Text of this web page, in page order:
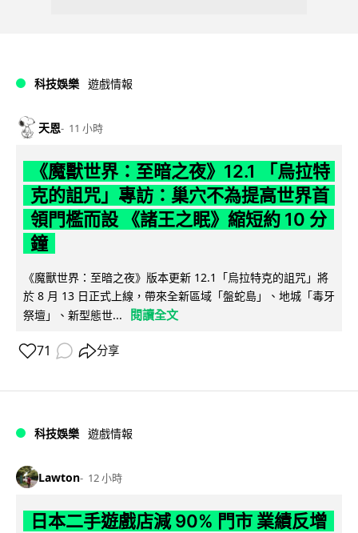
科技娛樂 遊戲情報
天恩 11 小時
《魔獸世界：至暗之夜》12.1 「烏拉特
克的詛咒」專訪：巢穴不為提高世界首
領門檻而設 《諸王之眠》縮短約 10 分
鐘
《魔獸世界：至暗之夜》版本更新 12.1「烏拉特克的詛咒」將
於 8 月 13 日正式上線，帶來全新區域「盤蛇島」、地城「毒牙
祭壇」、新型態世...
閱讀全文
71 分享
科技娛樂 遊戲情報
Lawton 12 小時
日本二手遊戲店減 90% 門市 業績反增